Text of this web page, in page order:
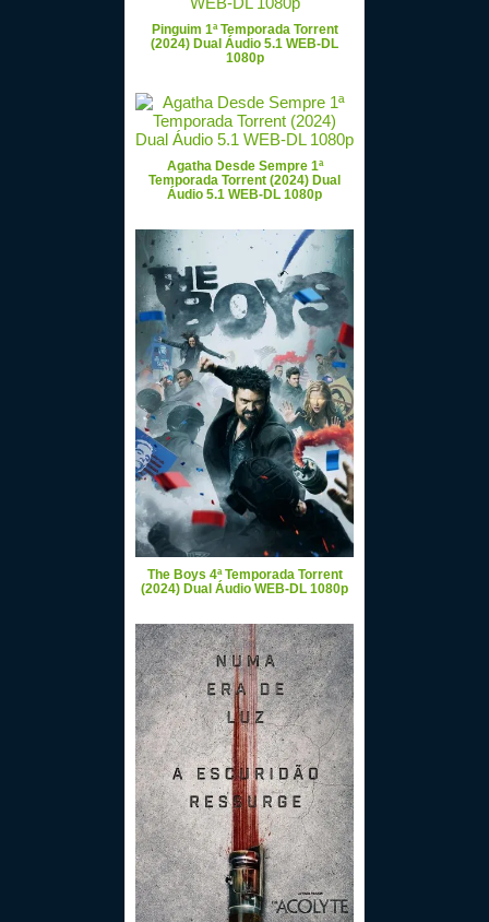
Pinguim 1ª Temporada Torrent
(2024) Dual Áudio 5.1 WEB-DL
1080p
Agatha Desde Sempre 1ª
Temporada Torrent (2024) Dual
Áudio 5.1 WEB-DL 1080p
The Boys 4ª Temporada Torrent
(2024) Dual Áudio WEB-DL 1080p